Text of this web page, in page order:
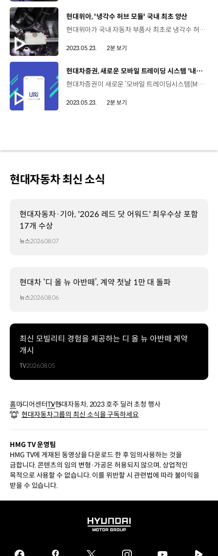
[동영상]
현대위아, '냉각수 허브 모듈' 국내 최초 양산
현대위아가 국내 자동차 부품사 최초로 냉각수 허브 모듈을 생산하고, 전기차용 열관리 시스템 시장에 본격 진출합니다. 현대위아는 창원1공장에서 연 최대 21만 대 규모로 냉각수 허브 모둘을 생산할 예정인데요. 냉각수 허브 모듈이란, 전기차의 배터리와 구동장치, 전장 부품의 열을 효율적으로 관리할 수 있도록 돕는 부품입니다. 무엇보다 현대위아는 냉각수 보충 등의 역할을 하는 ‘리저버 탱크’, ‘전기식 워터 펌프’ 등의 기능을 통합해 배터리 온도를 최적으로 유지하면서도 열관리 효율을 대폭 높였습니다. 또한 무결점 제품을 완성하기 위해 '간헐가변속 시험'과 '열충격 시험' 등 개발 단계에서 총 53종의 평가를, 그리고 최종 생산 전에는 23종에 달하는 품질 검증 절차를 거쳤는데요. 이렇게 완성된 냉각수 허브 모듈은 ‘The Kia EV9’과 '디 올 뉴 코나 일렉트릭'에 탑재돼 고객들을 만날 예정입니다. 한편 현대위아는 2025년 모터와 배터리, 실내 공조까지 아우르는 '통합 열관리 시스템'을 개발하고 이를 위해 오는 6월 완공을 목표로 의왕 연구소 내에 '열관리 시험동'을 건설 중인데요. 냉각수 허브 모듈 양산을 통해 현대위아가 미래 모빌리티 시장에서 발휘할 영향력을 기대하겠습니다.
2023.05.23. 2분 보기
[동영상]
현대차증권, 새로운 모바일 트레이딩 시스템 '내일' 론칭
현대차증권이 새로운 ‘모바일 트레이딩시스템(MTS)’, '내일'을 론칭했습니다 지난 16일, 기존 MTS를 리뉴얼해 탄생한 '내일'은 고객 편의성과 사용성을 대폭 강화했습니다. 직관적이면서도 편리하게 개선된 UI/UX가 먼저 눈에 띄는데요. 새롭게 변화된 UI/UX는 최신 트렌드를 반영하고 사용자의 편의성까지 고려해 탄생했고요. 또 빠른 화면 전환, 거래를 위한 서비스 구성을 통해 속도 개선도 함께 이뤄졌습니다. 그리고 가장 중요한 MTS 본연의 기능인 투자를 위한 부분도 강화됐는데요. AI 투자 정보를 통해 실시간 시장 이슈와 AI 추천종목 등을 제공하고 또, 고객별 상황에 따라 골라서 주문할 수 있는 간편, 분할, 적립식, 자동 주문 등 다양한 주식 주문 방식이 새롭게 제공됩니다. 현대차증권의 새로운 MTS '내일'은 플레이스토어와 앱스토어에서 다운로드가 가능하고요. 기존 로그인 방식으로 재등록하면 즉시 이용이 가능합니다. 자세한 내용은 현대차증권 MTS 내 이벤트 안내 페이지에서 확인할 수 있습니다.
2023.05.23. 2분 보기
현대자동차 최신 소식
현대자동차·기아, '2026 레드 닷 어워드' 최우수상 포함
17개 수상
뉴스2026.08.07
현대차 ‘디 올 뉴 아반떼’, 계약 첫날 1만 대 돌파
뉴스2026.08.06
최신 모빌리티 경험을 제공하는 디 올 뉴 아반떼 계약
개시
TV2026.08.05
홈미디어센터TV현대자동차, 2023 호주 딜러 초청 행사
현대자동차그룹의 최신 소식을 구독하세요
HMG TV 운영팀
HMG TV에 게재된 동영상을 다운로드 한 후 임의사용하는 것을
금합니다. 콘텐츠의 임의 변형·가공은 허용되지 않으며, 상업적인
목적으로 사용할 수 없습니다. 이를 위반할 시 관련법에 따라 불이익을
받을 수 있습니다.
HYUNDAI
GROUP